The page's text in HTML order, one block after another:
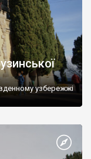
узбережжі